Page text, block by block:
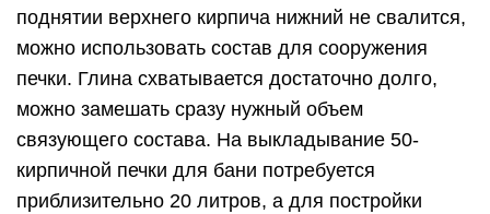
поднятии верхнего кирпича нижний не свалится,
можно использовать состав для сооружения
печки. Глина схватывается достаточно долго,
можно замешать сразу нужный объем
связующего состава. На выкладывание 50-
кирпичной печки для бани потребуется
приблизительно 20 литров, а для постройки